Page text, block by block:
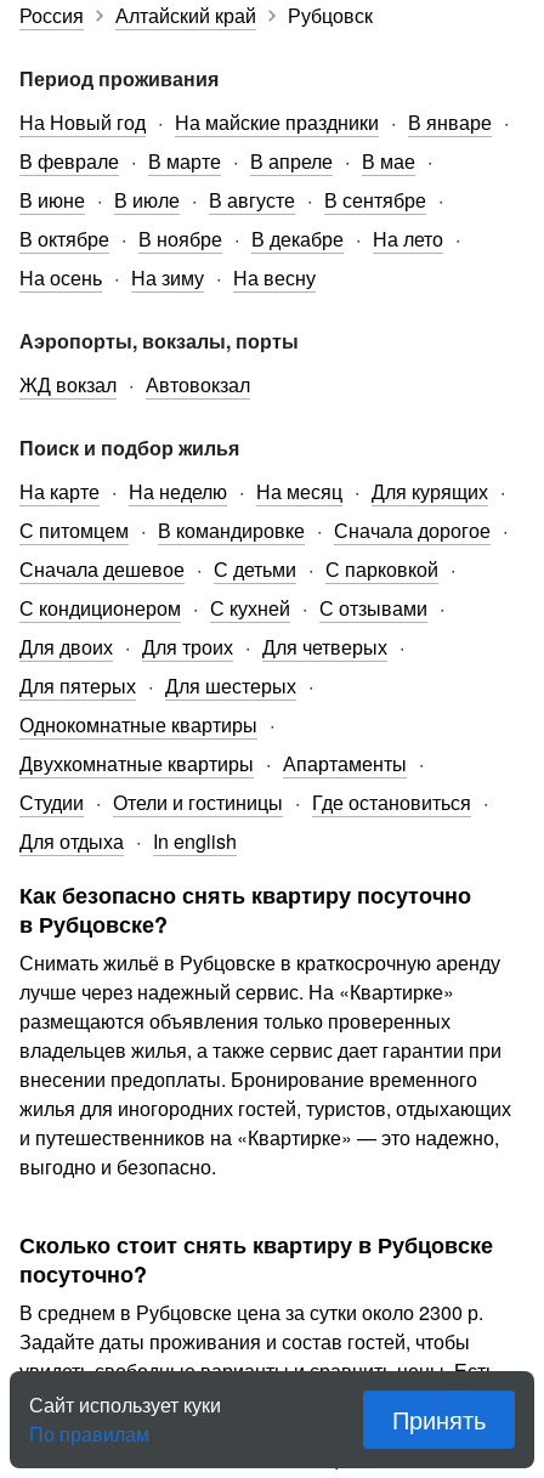
Россия Алтайский край Рубцовск
Период проживания
На Новый год
На майские праздники
В январе
В феврале
В марте В апреле
В мае
В июне
В июле В августе
В сентябре
В октябре
В ноябре В декабре
На лето
На осень
На зиму На весну
Аэропорты, вокзалы, порты
ЖД вокзал
Автовокзал
Поиск и подбор жилья
На карте
На неделю На месяц
Для курящих
С питомцем
В командировке
Сначала дорогое
Сначала дешевое
С детьми
С парковкой
С кондиционером
С кухней
С отзывами
Для двоих
Для троих
Для четверых
Для пятерых
Для шестерых
Однокомнатные квартиры
Двухкомнатные квартиры
Апартаменты
Студии
Отели и гостиницы
Где остановиться
Для отдыха
In english
Как безопасно снять квартиру посуточно
в Рубцовске?
Снимать жильё в Рубцовске в краткосрочную аренду
лучше через надежный сервис. На «Квартирке»
размещаются объявления только проверенных
владельцев жилья, а также сервис дает гарантии при
внесении предоплаты. Бронирование временного
жилья для иногородних гостей, туристов, отдыхающих
и путешественников на «Квартирке» — это надежно,
выгодно и безопасно.
Сколько стоит снять квартиру в Рубцовске
посуточно?
В среднем в Рубцовске цена за сутки около 2300 р.
Задайте даты проживания и состав гостей, чтобы
увидеть свободные варианты и сравнить цены. Есть
как недорогое экономичное жильё, так и элитные
объекты, выбрать выгодный вариант поможет фильтр
по максимальной и минимальной цене. Стоимость
Сайт использует куки
По правилам
Принять